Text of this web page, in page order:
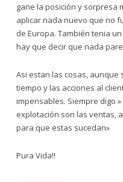
gane la posición y sorpresa
aplicar nada nuevo que no
de Europa. También tenia
hay que decir que nada
Asi estan las cosas, aunque
tiempo y las acciones al
impensables. Siempre digo
explotación son las ventas,
para que estas sucedan»
Pura Vida!!